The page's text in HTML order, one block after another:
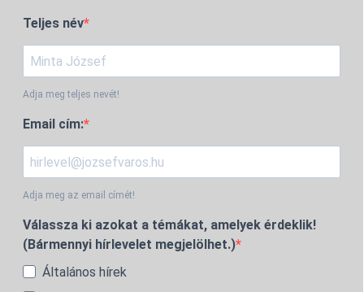
Teljes név
Adja meg teljes nevét!
Email cím:
Adja meg az email címét!
Válassza ki azokat a témákat, amelyek érdeklik!
(Bármennyi hírlevelet megjelölhet.)
Általános hírek